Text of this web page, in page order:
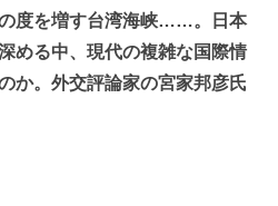
度を増す台湾海峡……。日本
める中、現代の複雑な国際情
か。外交評論家の宮家邦彦氏